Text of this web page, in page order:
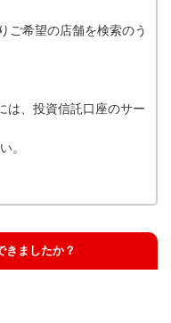
ご希望の店舗を検索のう
は、投資信託口座のサー
。
きましたか？